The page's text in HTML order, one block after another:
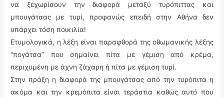
να ξεχωρίσουν την διαφορά μεταξύ τυρόπιττας και
μπουγάτσας με τυρί, προφανώς επειδή στην Αθήνα δεν
υπάρχει τόση ποικιλία!
Ετυμολογικά, η λέξη είναι παραφθορά της οθωμανικής λέξης
“πογάτσα” που σημαίνει πίτα με γέμιση από κρέμα,
περιχυμένη με άχνη ζάχαρη ή πίτα με γέμιση τυρί.
Στην πράξη η διαφορά της μπουγάτσας από την τυρόπιτα η
ακόμα και την κρεμόπιτα είναι τεράστια καθώς αυτό που